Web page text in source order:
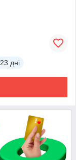
23 дні